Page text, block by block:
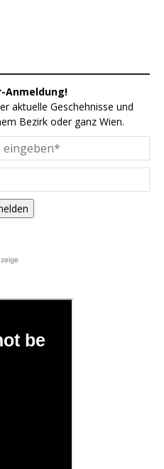
Anmeldung!
aktuelle Geschehnisse und
Bezirk oder ganz Wien.